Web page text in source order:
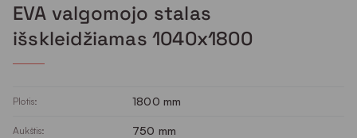
EVA valgomojo stalas
išskleidžiamas 1040x1800
Plotis: 1800 mm
Aukštis: 750 mm